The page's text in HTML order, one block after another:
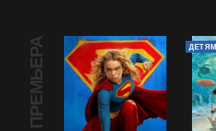
ПРЕМЬЕРА ДЕТЯМ